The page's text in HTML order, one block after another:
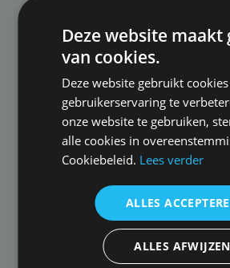
Vrijblijvend advies aanvragen
Zakelijke verzekering
via de Alicia
Voor zzp'ers en zelfstandige
Bedrijfverzekerd.nl een volledig
via Alicia Insurance. U sluit uw
online af in vier minuten, zonder
Een verzekering direct
binnen enkele minuten
U heeft alleen uw KvK-nummer en
Deze website
van cookies.
Deze website gebruikt
gebruikerservaring te
onze website te gebruiken,
alle cookies in
Cookiebeleid. Lees verder
ALLES
ALLES AFWIJZEN